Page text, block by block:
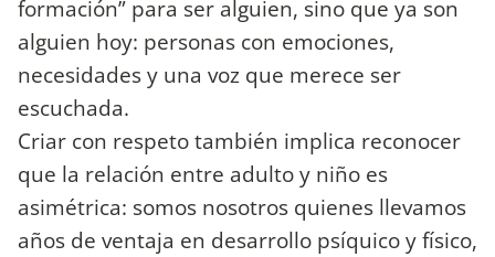
formación” para ser alguien, sino que ya son
alguien hoy: personas con emociones,
necesidades y una voz que merece ser
escuchada.
Criar con respeto también implica reconocer
que la relación entre adulto y niño es
asimétrica: somos nosotros quienes llevamos
años de ventaja en desarrollo psíquico y físico,